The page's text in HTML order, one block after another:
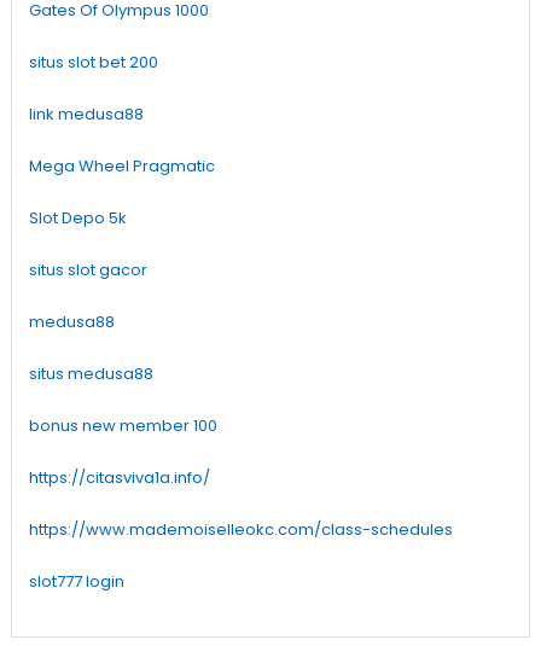
Gates Of Olympus 1000
situs slot bet 200
link medusa88
Mega Wheel Pragmatic
Slot Depo 5k
situs slot gacor
medusa88
situs medusa88
bonus new member 100
https://citasviva1a.info/
https://www.mademoiselleokc.com/class-schedules
slot777 login